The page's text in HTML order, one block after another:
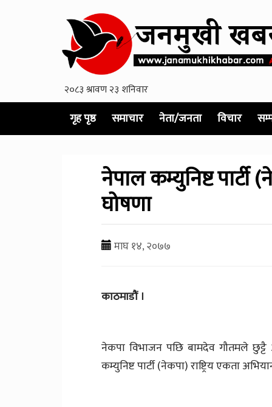
गृह पृष्ठ समाचार नेता/जनता विचार
नेपाल कम्युनिष्ट पार्टी
घोषणा
माघ १४, २०७७
काठमाडौं ।
नेकपा विभाजन पछि बामदेव गौतमले
कम्युनिष्ट पार्टी (नेकपा) राष्ट्रिय एकता